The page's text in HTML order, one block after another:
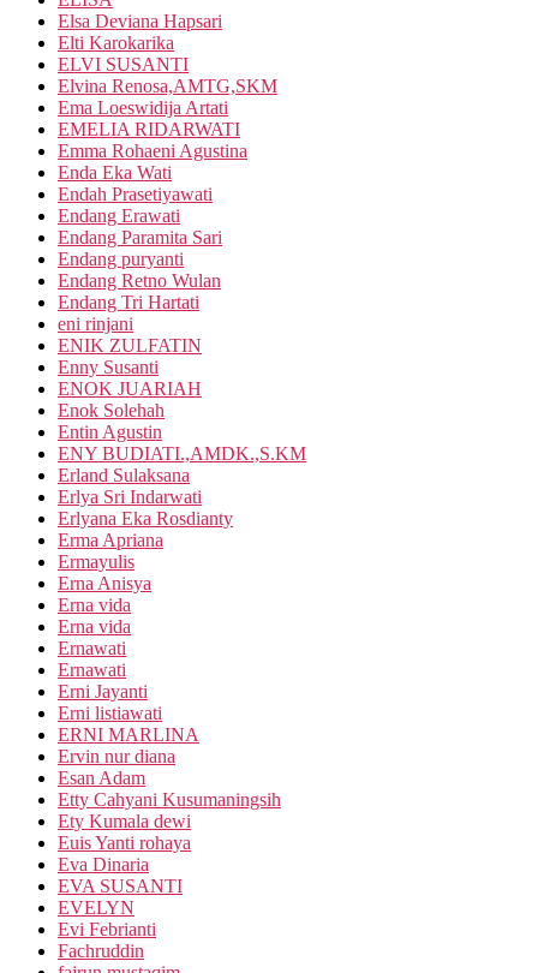
Elsa Deviana Hapsari
Elti Karokarika
ELVI SUSANTI
Elvina Renosa,AMTG,SKM
Ema Loeswidija Artati
EMELIA RIDARWATI
Emma Rohaeni Agustina
Enda Eka Wati
Endah Prasetiyawati
Endang Erawati
Endang Paramita Sari
Endang puryanti
Endang Retno Wulan
Endang Tri Hartati
eni rinjani
ENIK ZULFATIN
Enny Susanti
ENOK JUARIAH
Enok Solehah
Entin Agustin
ENY BUDIATI.,AMDK.,S.KM
Erland Sulaksana
Erlya Sri Indarwati
Erlyana Eka Rosdianty
Erma Apriana
Ermayulis
Erna Anisya
Erna vida
Erna vida
Ernawati
Ernawati
Erni Jayanti
Erni listiawati
ERNI MARLINA
Ervin nur diana
Esan Adam
Etty Cahyani Kusumaningsih
Ety Kumala dewi
Euis Yanti rohaya
Eva Dinaria
EVA SUSANTI
EVELYN
Evi Febrianti
Fachruddin